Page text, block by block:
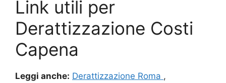
Link utili per
Derattizzazione Costi
Capena
Leggi anche: Derattizzazione Roma ,